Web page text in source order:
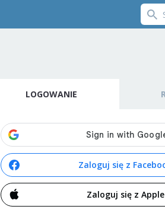
LOGOWANIE
Zaloguj się z
Zaloguj się z Apple